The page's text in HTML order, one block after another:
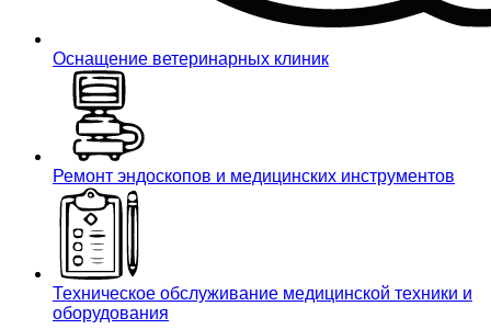
Оснащение ветеринарных клиник
Ремонт эндоскопов и медицинских инструментов
Техническое обслуживание медицинской техники и
оборудования